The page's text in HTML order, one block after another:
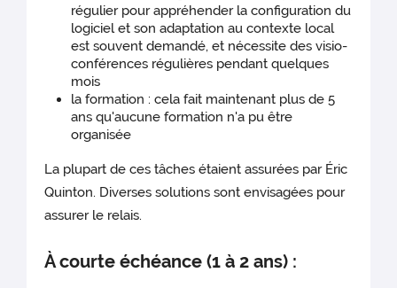
régulier pour appréhender la configuration du
logiciel et son adaptation au contexte local
est souvent demandé, et nécessite des visio-
conférences régulières pendant quelques
mois
la formation : cela fait maintenant plus de 5
ans qu'aucune formation n'a pu être
organisée
La plupart de ces tâches étaient assurées par Éric
Quinton. Diverses solutions sont envisagées pour
assurer le relais.
À courte échéance (1 à 2 ans) :